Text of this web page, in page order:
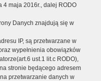
4 maja 2016r., dalej RODO
Danych znajdują się w
IP, są przetwarzane w
wypełnienia obowiązków
ust.1 lit.c RODO),
stronie będącego adresem
przetwarzanie danych w